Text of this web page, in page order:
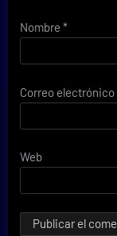
Nombre *
Correo electrónico
Web